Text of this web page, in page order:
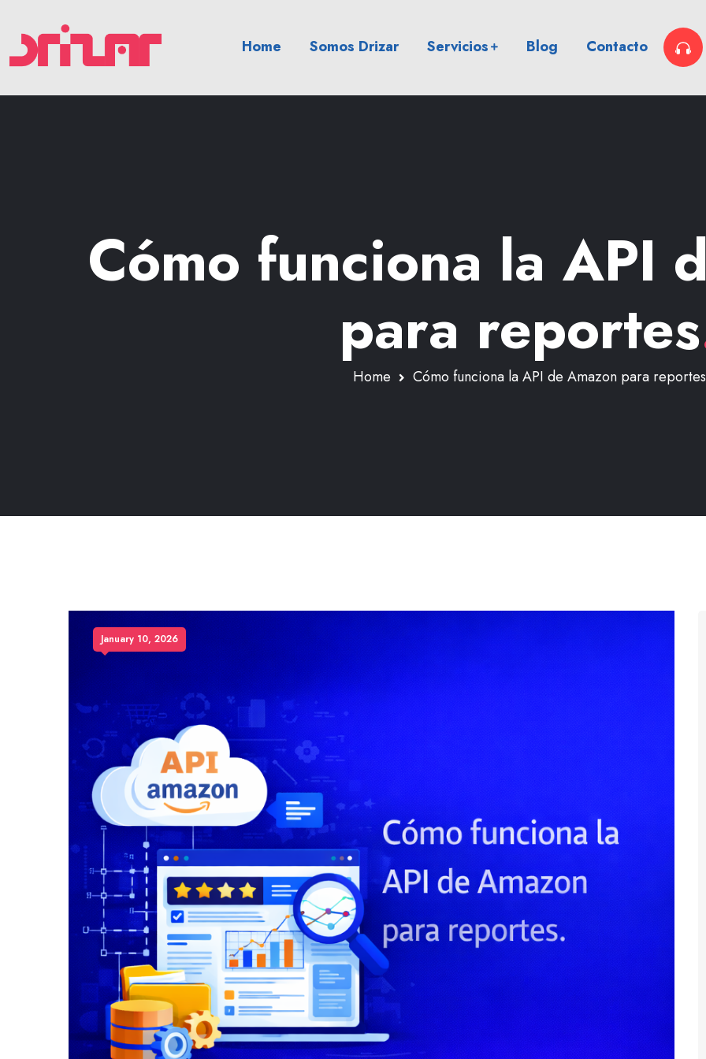
Home Somos Drizar Servicios Blog Contacto
Cómo funciona la API
para reportes
Home Cómo funciona la API de Amazon para reportes
January 10, 2026